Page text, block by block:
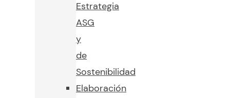
Estrategia
ASG
y
de
Sostenibilidad
Elaboración